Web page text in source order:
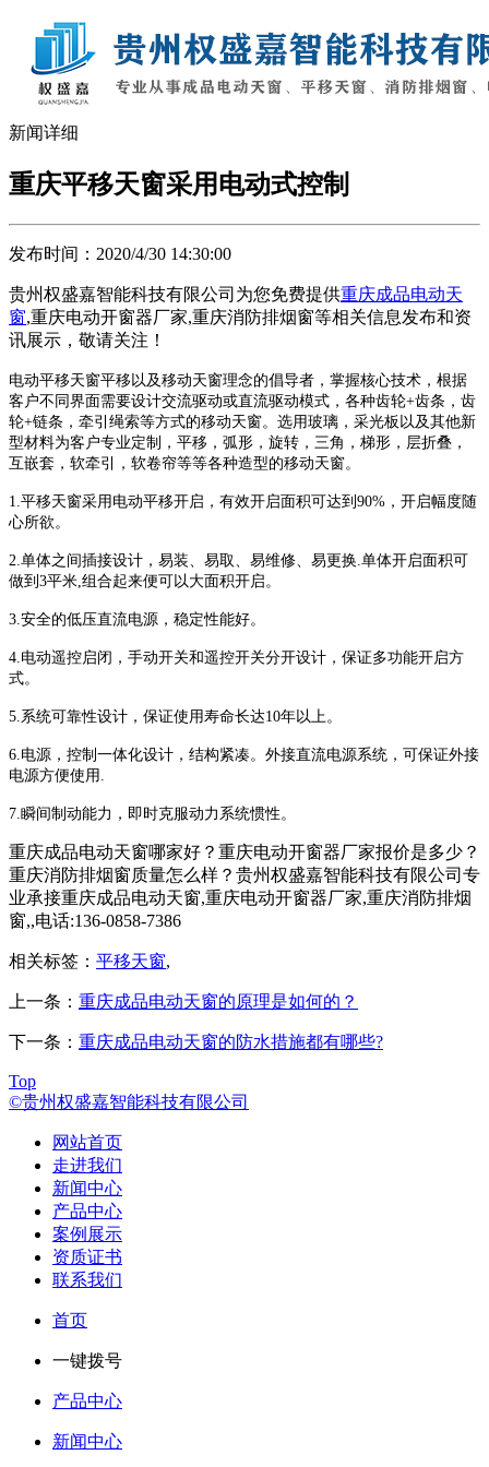
新闻详细
重庆平移天窗采用电动式控制
发布时间：2020/4/30 14:30:00
贵州权盛嘉智能科技有限公司为您免费提供重庆成品电动天
窗,重庆电动开窗器厂家,重庆消防排烟窗等相关信息发布和资
讯展示，敬请关注！
电动平移天窗平移以及移动天窗理念的倡导者，掌握核心技术，根据
客户不同界面需要设计交流驱动或直流驱动模式，各种齿轮+齿条，齿
轮+链条，牵引绳索等方式的移动天窗。选用玻璃，采光板以及其他新
型材料为客户专业定制，平移，弧形，旋转，三角，梯形，层折叠，
互嵌套，软牵引，软卷帘等等各种造型的移动天窗。
1.平移天窗采用电动平移开启，有效开启面积可达到90%，开启幅度随
心所欲。
2.单体之间插接设计，易装、易取、易维修、易更换.单体开启面积可
做到3平米,组合起来便可以大面积开启。
3.安全的低压直流电源，稳定性能好。
4.电动遥控启闭，手动开关和遥控开关分开设计，保证多功能开启方
式。
5.系统可靠性设计，保证使用寿命长达10年以上。
6.电源，控制一体化设计，结构紧凑。外接直流电源系统，可保证外接
电源方便使用.
7.瞬间制动能力，即时克服动力系统惯性。
重庆成品电动天窗哪家好？重庆电动开窗器厂家报价是多少？
重庆消防排烟窗质量怎么样？贵州权盛嘉智能科技有限公司专
业承接重庆成品电动天窗,重庆电动开窗器厂家,重庆消防排烟
窗,,电话:136-0858-7386
相关标签： 平移天窗,
上一条： 重庆成品电动天窗的原理是如何的？
下一条： 重庆成品电动天窗的防水措施都有哪些?
Top
©贵州权盛嘉智能科技有限公司
网站首页
走进我们
新闻中心
产品中心
案例展示
资质证书
联系我们
首页
一键拨号
产品中心
新闻中心